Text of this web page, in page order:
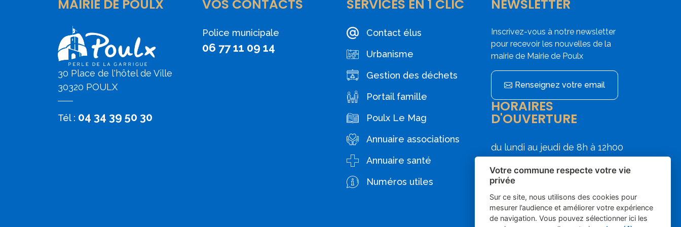
MAIRIE DE POULX
30 Place de l'hôtel de Ville
30320 POULX
Tél : 04 34 39 50 30
VOS CONTACTS
Police municipale
06 77 11 09 14
SERVICES EN 1 CLIC
Contact élus
Urbanisme
Gestion des déchets
Portail famille
Poulx Le Mag
Annuaire associations
Annuaire santé
Numéros utiles
NEWSLETTER
Inscrivez-vous à notre newsletter
pour recevoir les nouvelles de la
mairie de Mairie de Poulx
Renseignez votre email
HORAIRES
D'OUVERTURE
du lundi au jeudi de 8h à 12h00
le vendredi de 8h00 à 12h00
Votre commune respecte votre vie
privée
Sur ce site, nous utilisons des cookies pour
mesurer l’audience et améliorer votre expérience
de navigation. Vous pouvez sélectionner ici les